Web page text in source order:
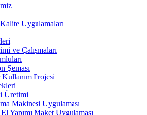
Uygulamaları
ve Çalışmaları
Şeması
Kullanım Projesi
Üretimi
Makinesi Uygulaması
Yapımı Maket Uygulaması